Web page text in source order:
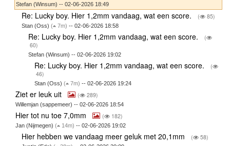
Stefan (Winsum) -- 02-06-2026 18:49
Re: Lucky boy. Hier 1,2mm vandaag, wat een score. ( 85)
Stan (Oss)( 7m) -- 02-06-2026 18:58
Re: Lucky boy. Hier 1,2mm vandaag, wat een score.
(
60)
Stefan (Winsum) -- 02-06-2026 19:02
Re: Lucky boy. Hier 1,2mm vandaag, wat een score.
(
46)
Stan (Oss)( 7m) -- 02-06-2026 19:24
Ziet er leuk uit ( 289)
Willemjan (sappemeer) -- 02-06-2026 18:54
Hier tot nu toe 7,0mm ( 182)
Jan (Nijmegen) ( 14m) -- 02-06-2026 19:02
Hier hebben we vandaag meer geluk met 20,1mm ( 58)